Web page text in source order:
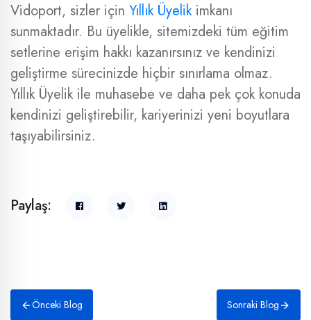
Vidoport, sizler için Yıllık Üyelikimkanı
sunmaktadır. Bu üyelikle, sitemizdeki tüm eğitim
setlerine erişim hakkı kazanırsınız ve kendinizi
geliştirme sürecinizde hiçbir sınırlama olmaz.
Yıllık Üyelik ile muhasebe ve daha pek çok konuda
kendinizi geliştirebilir, kariyerinizi yeni boyutlara
taşıyabilirsiniz.
Paylaş:
Önceki Blog Sonraki Blog